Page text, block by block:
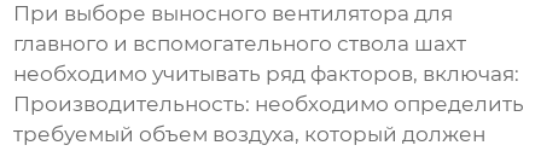
При выборе выносного вентилятора для
главного и вспомогательного ствола шахт
необходимо учитывать ряд факторов, включая:
Производительность: необходимо определить
требуемый объем воздуха, который должен